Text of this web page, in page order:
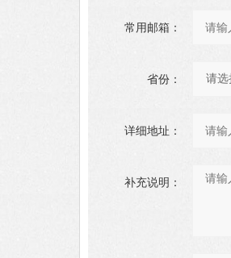
常用邮箱：
省份：
详细地址：
补充说明：